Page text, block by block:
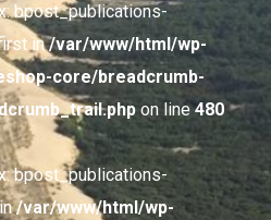
bpost_publications-
in/var/www/html/wp-
core/breadcrumb-
on line480
bpost_publications-
/var/www/html/wp-